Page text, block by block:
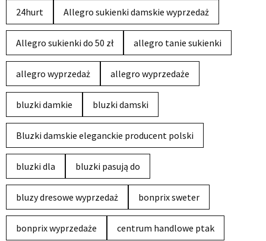
24hurt Allegro sukienki damskie wyprzedaż
Allegro sukienki do 50 zł allegro tanie sukienki
allegro wyprzedaż allegro wyprzedaże
bluzki damkie bluzki damski
Bluzki damskie eleganckie producent polski
bluzki dla bluzki pasują do
bluzy dresowe wyprzedaż bonprix sweter
bonprix wyprzedaże centrum handlowe ptak